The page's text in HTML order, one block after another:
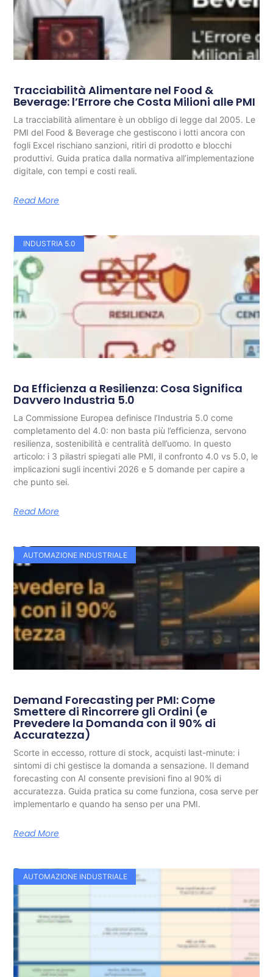
Tracciabilità Alimentare nel Food &
Beverage: l’Errore che Costa Milioni alle PMI
La tracciabilità alimentare è un obbligo di legge dal 2005. Le
PMI del Food & Beverage che gestiscono i lotti ancora con
fogli Excel rischiano sanzioni, ritiri di prodotto e blocchi
produttivi. Guida pratica dalla normativa all’implementazione
digitale, con tempi e costi reali.
Read More
INDUSTRIA 5.0
Da Efficienza a Resilienza: Cosa Significa
Davvero Industria 5.0
La Commissione Europea definisce l’Industria 5.0 come
completamento del 4.0: non basta più l’efficienza, servono
resilienza, sostenibilità e centralità dell’uomo. In questo
articolo: i 3 pilastri spiegati alle PMI, il confronto 4.0 vs 5.0, le
implicazioni sugli incentivi 2026 e 5 domande per capire a
che punto sei.
Read More
AUTOMAZIONE INDUSTRIALE
Demand Forecasting per PMI: Come
Smettere di Rincorrere gli Ordini (e
Prevedere la Domanda con il 90% di
Accuratezza)
Scorte in eccesso, rotture di stock, acquisti last-minute: i
sintomi di chi gestisce la domanda a sensazione. Il demand
forecasting con AI consente previsioni fino al 90% di
accuratezza. Guida pratica su come funziona, cosa serve per
implementarlo e quando ha senso per una PMI.
Read More
AUTOMAZIONE INDUSTRIALE